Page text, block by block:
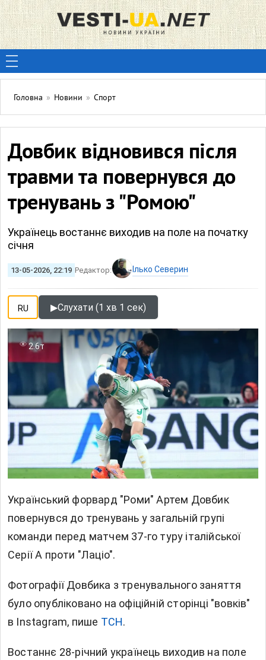
Головна » Новини » Спорт
Довбик відновився після
травми та повернувся до
тренувань з "Ромою"
Українець востаннє виходив на поле на початку
січня
13-05-2026, 22:19 Редактор: Ілько Северин
RU ▶Слухати (1 хв 1 сек)
2.6т
Український форвард "Роми" Артем Довбик
повернувся до тренувань у загальній групі
команди перед матчем 37-го туру італійської
Серії А проти "Лаціо".
Фотографії Довбика з тренувального заняття
було опубліковано на офіційній сторінці "вовків"
в Instagram, пише ТСН.
Востаннє 28-річний українець виходив на поле